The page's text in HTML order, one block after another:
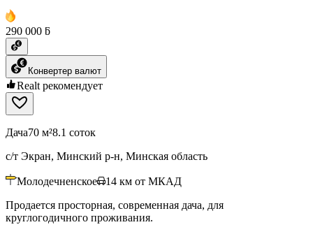
290 000 ƃ
Конвертер валют
Realt рекомендует
Дача70 м²8.1 соток
с/т Экран, Минский р-н, Минская область
Молодечненское 14 км от МКАД
Продается просторная, современная дача, для
круглогодичного проживания.